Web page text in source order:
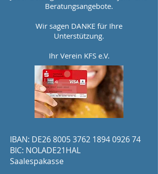
Beratungsangebote.
Wir sagen DANKE für Ihre
Unterstützung.
Ihr Verein KFS e.V.
IBAN: DE268005 3762 1894 092674
BIC: NOLADE21HAL
Saalespakasse